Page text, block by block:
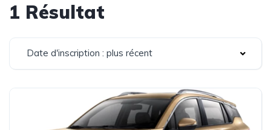
1 Résultat
Date d'inscription : plus récent